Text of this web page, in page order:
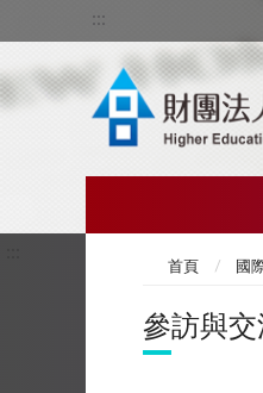
:::
首頁 國
參訪與交